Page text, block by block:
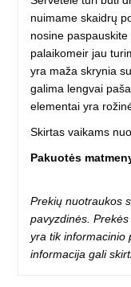
nuimame skaidrų
nosine
palaikomeir jau
yra maža skrynia
galima lengvai
elementai yra
Skirtas vaikams
Pakuotės
Prekių nuotraukos
pavyzdinės.
yra tik informacinio
informacija gali